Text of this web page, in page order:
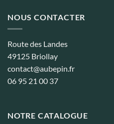
NOUS CONTACTER
Route des Landes
49125 Briollay
contact@aubepin.fr
06 95 21 00 37
NOTRE CATALOGUE